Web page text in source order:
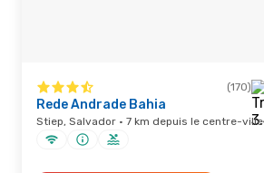
(170)
Rede Andrade Bahia
Stiep, Salvador · 7 km depuis le centre-ville